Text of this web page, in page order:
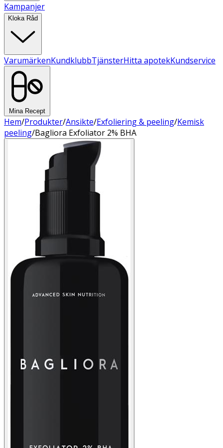
Kampanjer
Kloka Råd
VarumärkenKundklubbTjänsterHitta apotekKundservice
Mina Recept
Hem/Produkter/Ansikte/Exfoliering & peeling/Kemisk
peeling/Bagliora Exfoliator 2% BHA